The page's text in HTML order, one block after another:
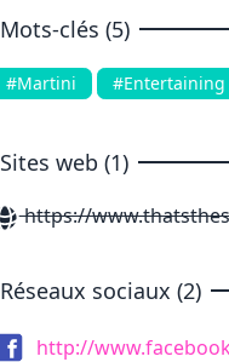
Mots-clés (5)
#Martini #Entertaining
Sites web (1)
https://
Réseaux sociaux (2)
http://